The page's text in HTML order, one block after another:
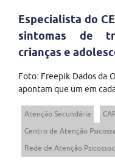
Especialista do
sintomas de
crianças e
Foto: Freepik Dados da
apontam que um em
Atenção Secundária
Centro de Atenção
Rede de Atenção